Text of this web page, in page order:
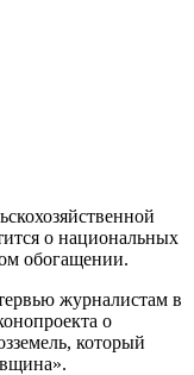
о национальных
обогащении.
журналистам в
о
который